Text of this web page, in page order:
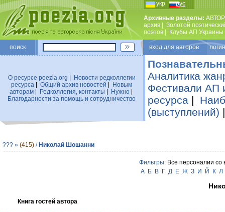
укр рус
Архивные разделы:
архив
Золотой
поэтов
Клубы АП Украины
поиск вход для авторов
О ресурсе poezia.org
Новости редколлегии
ресурса
Общий архив новостей
Новым
авторам| Редколлегия, контакты Нужно|
Благодарности за помощь и сотрудничество
Аналитика
Фестивали АП
ресурса |
(выступлений)
??? » (415) / Николай Шошанни
Фильтры: Все персоналии со
А
Б В Г Д Е Ж З И Й К Л
Книга гостей автора